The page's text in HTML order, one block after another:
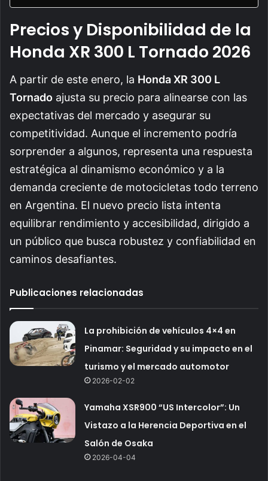
Precios y Disponibilidad de la
Honda XR 300 L Tornado 2026
A partir de este enero, la Honda XR 300 L
Tornado ajusta su precio para alinearse con las
expectativas del mercado y asegurar su
competitividad. Aunque el incremento podría
sorprender a algunos, representa una respuesta
estratégica al dinamismo económico y a la
demanda creciente de motocicletas todo terreno
en Argentina. El nuevo precio lista intenta
equilibrar rendimiento y accesibilidad, dirigido a
un público que busca robustez y confiabilidad en
caminos desafiantes.
Publicaciones relacionadas
La prohibición de vehículos 4×4 en
Pinamar: Seguridad y su impacto en el
turismo y el mercado automotor
2026-02-02
Yamaha XSR900 “US Intercolor”: Un
Vistazo a la Herencia Deportiva en el
Salón de Osaka
2026-04-04